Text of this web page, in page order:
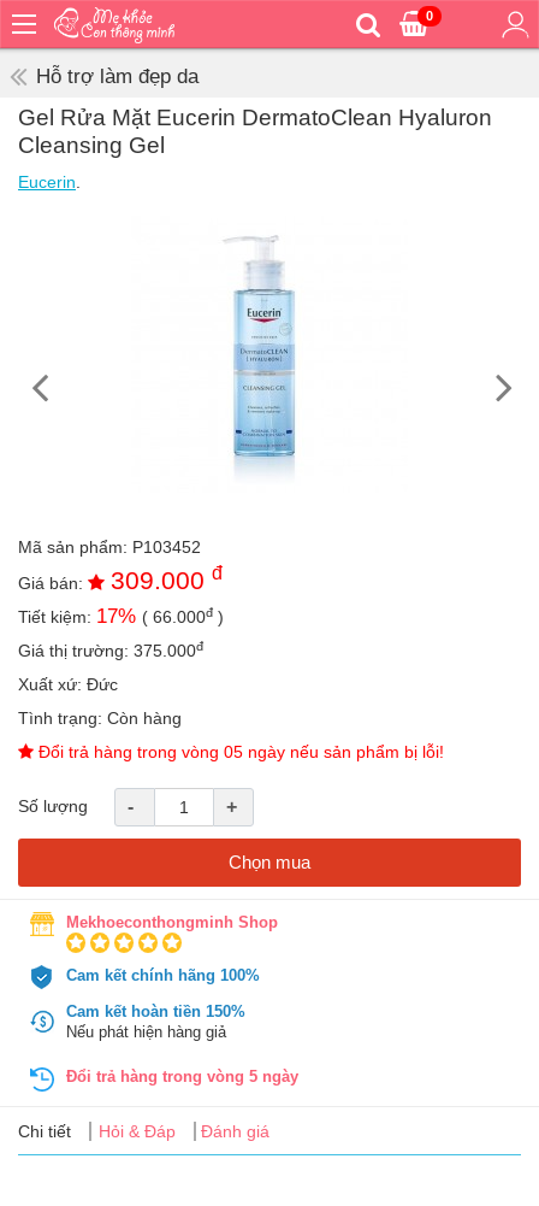
0
Bé
ăn
vệ
ngoài
an
toàn
Bé
tắm
Bé
mà
học
cho
bố
dùng
nhà
Tin
Hỗ trợ làm đẹp da
Gel Rửa Mặt Eucerin DermatoClean Hyaluron
Cleansing Gel
Eucerin
Mã sản phẩm: P103452
Giá bán:
309.000 đ
Tiết kiệm: 17% ( 66.000đ )
Giá thị trường: 375.000đ
Xuất xứ: Đức
Tình trạng: Còn hàng
Đổi trả hàng trong vòng 05 ngày nếu sản phẩm bị lỗi!
Số lượng - +
Chọn mua
Mekhoeconthongminh Shop
Cam kết chính hãng 100%
Cam kết hoàn tiền 150%
Nếu phát hiện hàng giả
Đổi trả hàng trong vòng 5 ngày
Chi tiết Hỏi & Đáp Đánh giá